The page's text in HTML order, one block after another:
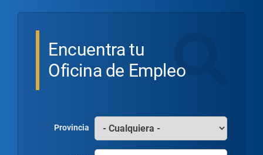
Encuentra tu
Oficina de Empleo
Provincia